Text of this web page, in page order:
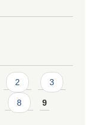
2 3
8 9